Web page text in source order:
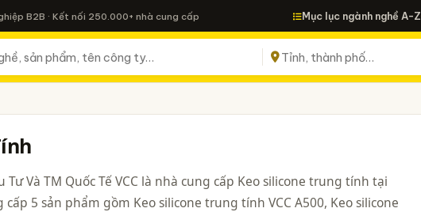
B2B · Kết nối 250.000+ nhà cung cấp Mục lục ngành nghề A-Z
Tư Và TM Quốc Tế VCC là nhà cung cấp Keo silicone trung tính tại
5 sản phẩm gồm Keo silicone trung tính VCC A500, Keo silicone